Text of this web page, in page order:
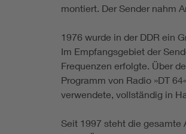
montiert. Der Sender nahm
1976 wurde in der DDR ein
Im Empfangsgebiet der
Frequenzen erfolgte. Über
Programm von Radio »DT
verwendete, vollständig in
Seit 1997 steht die